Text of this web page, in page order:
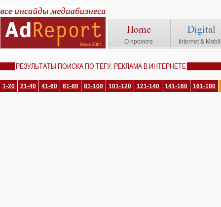
Home
О проекте
Digital
Internet &
РЕЗУЛЬТАТЫ ПОИСКА ПО ТЕГУ: РЕКЛАМА В ИНТЕРНЕТЕ
1-20 21-40 41-60 61-80 81-100 101-120 121-140 141-160 161-180